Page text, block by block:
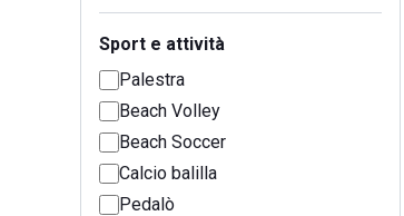
Sport e attività
Palestra
Beach Volley
Beach Soccer
Calcio balilla
Pedalò